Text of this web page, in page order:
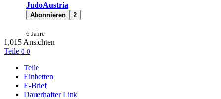
JudoAustria
Abonnieren 2
6 Jahre
1,015 Ansichten
Teile 0 0
Teile
Einbetten
E-Brief
Dauerhafter Link